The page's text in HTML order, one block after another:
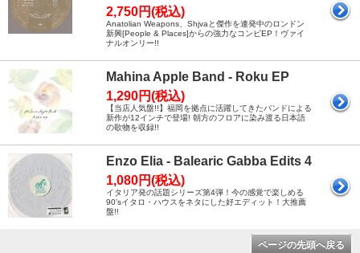
2,750円(税込)
Anatolian Weapons、Shjvaと傑作を連発中のロンドン
新興[People & Places]からの強力なコンピEP！ヴァイ
ナルオンリー!!
Mahina Apple Band - Roku EP
1,290円(税込)
【当店人気盤!!】福岡を拠点に活躍してきたバンドによる
新作が12インチで登場! 朝方のフロアに染み渡る日本語
の歌物を収録!!
Enzo Elia - Balearic Gabba Edits 4
1,080円(税込)
イタリア発の話題シリーズ第4弾！今の感覚で楽しめる
90'sイタロ・ハウスをネタにした好エディット！大推薦
盤!!
ページの先頭へ戻る